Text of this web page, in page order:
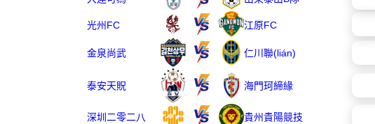
光州FC 江原FC
金泉尚武 仁川聯(lián)
泰安天貺 海門珂締緣
深圳二零二八 貴州貴陽競技